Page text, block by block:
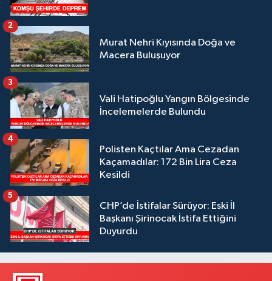
Murat Nehri Kıyısında Doğa ve
Macera Buluşuyor
2
Vali Hatipoğlu Yangın Bölgesinde
İncelemelerde Bulundu
3
Polisten Kaçtılar Ama Cezadan
Kaçamadılar: 172 Bin Lira Ceza
Kesildi
4
CHP’de İstifalar Sürüyor: Eski İl
Başkanı Şirinocak İstifa Ettiğini
Duyurdu
5